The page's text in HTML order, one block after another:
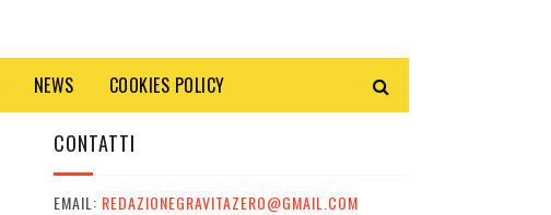
NEWS COOKIES POLICY
CONTATTI
EMAIL: REDAZIONEGRAVITAZERO@GMAIL.COM